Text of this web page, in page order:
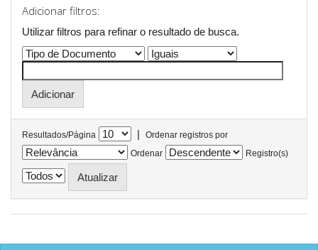
Adicionar filtros:
Utilizar filtros para refinar o resultado de busca.
Resultados/Página |
Ordenar registros por
Ordenar
Registro(s)